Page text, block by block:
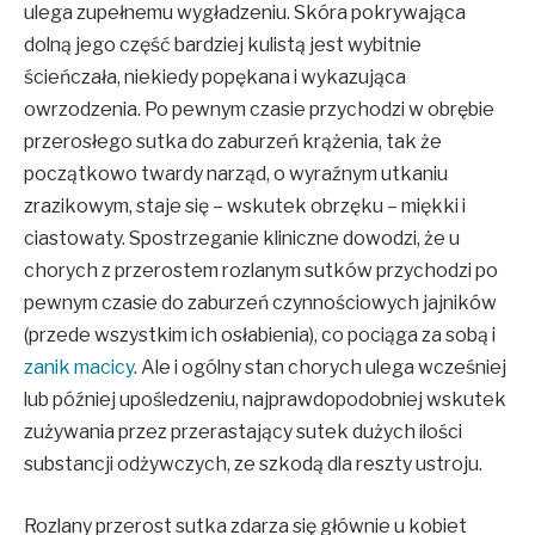
ulega zupełnemu wygładzeniu. Skóra pokrywająca
dolną jego część bardziej kulistą jest wybitnie
ścieńczała, niekiedy popękana i wykazująca
owrzodzenia. Po pewnym czasie przychodzi w obrębie
przerosłego sutka do zaburzeń krążenia, tak że
początkowo twardy narząd, o wyraźnym utkaniu
zrazikowym, staje się – wskutek obrzęku – miękki i
ciastowaty. Spostrzeganie kliniczne dowodzi, że u
chorych z przerostem rozlanym sutków przychodzi po
pewnym czasie do zaburzeń czynnościowych jajników
(przede wszystkim ich osłabienia), co pociąga za sobą i
zanik macicy. Ale i ogólny stan chorych ulega wcześniej
lub później upośledzeniu, najprawdopodobniej wskutek
zużywania przez przerastający sutek dużych ilości
substancji odżywczych, ze szkodą dla reszty ustroju.
Rozlany przerost sutka zdarza się głównie u kobiet